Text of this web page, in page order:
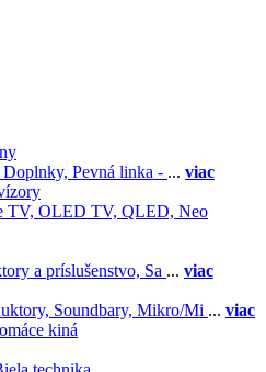
Pevná linka - ... viac
TV, OLED TV, QLED, Neo
a príslušenstvo, Sa ... viac
Soundbary, Mikro/Mi ... viac
kiná